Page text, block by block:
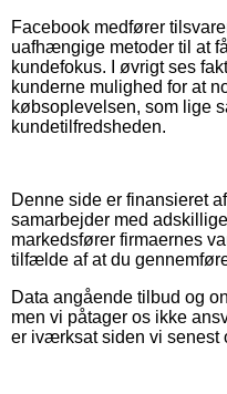
Facebook medfører
uafhængige metoder til at
kundefokus. I øvrigt ses
kunderne mulighed for at
købsoplevelsen, som lige
kundetilfredsheden.
Denne side er finansieret
samarbejder med
markedsfører firmaernes
tilfælde af at du
Data angående tilbud og
men vi påtager os ikke
er iværksat siden vi senest